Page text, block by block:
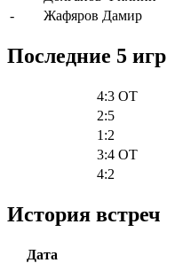
-
Жафяров Дамир
Последние 5 игр
4:3 OT
2:5
1:2
3:4 OT
4:2
История встреч
Дата